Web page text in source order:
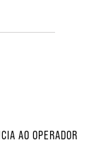
AO OPERADOR